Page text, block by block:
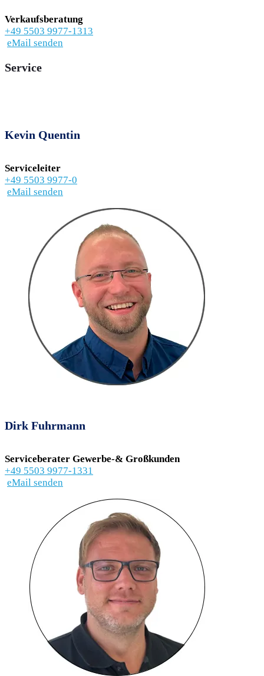
Verkaufsberatung
+49 5503 9977-1313
eMail senden
Service
Kevin Quentin
Serviceleiter
+49 5503 9977-0
eMail senden
Dirk Fuhrmann
Serviceberater Gewerbe-& Großkunden
+49 5503 9977-1331
eMail senden